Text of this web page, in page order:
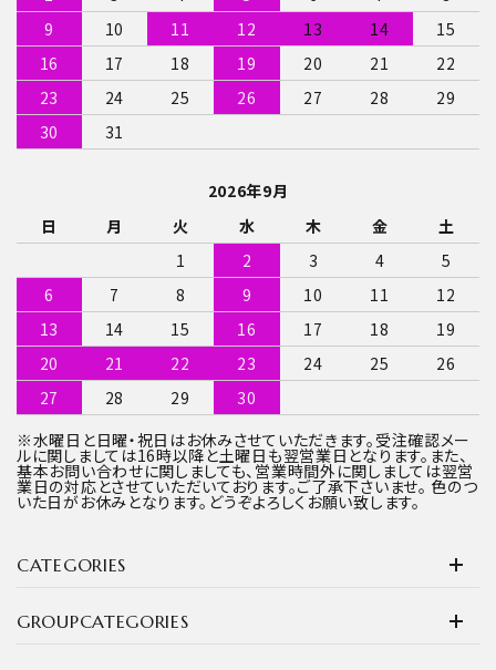
CATEGORIES
GROUPCATEGORIES
9
10 11 12 13 14
15
16
17 18 19 20 21
22
23
24 25 26 27 28
29
30
31
2026年9月
日
月 火 水 木 金
土
1
2 3 4
5
6
7 8 9 10 11
12
13
14 15 16 17 18
19
20
21 22 23 24 25
26
27
28 29
30
※水曜日と日曜・祝日はお休みさせていただきます。受注確認メー
ルに関しましては16時以降と土曜日も翌営業日となります。また、
基本お問い合わせに関しましても、営業時間外に関しましては翌営
業日の対応とさせていただいております。ご了承下さいませ。 色のつ
いた日がお休みとなります。どうぞよろしくお願い致します。